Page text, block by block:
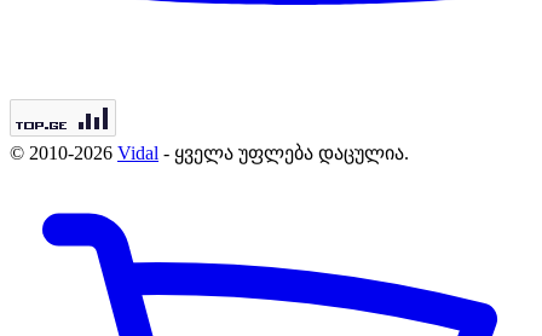
© 2010-2026 Vidal - ყველა უფლება დაცულია.